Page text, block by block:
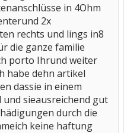
in 4Ohm
2x
rechts und lings in8
die ganze familie
porto Ihrund weiter
habe dehn artikel
dassie in einem
sieausreichend gut
durch die
keine haftung